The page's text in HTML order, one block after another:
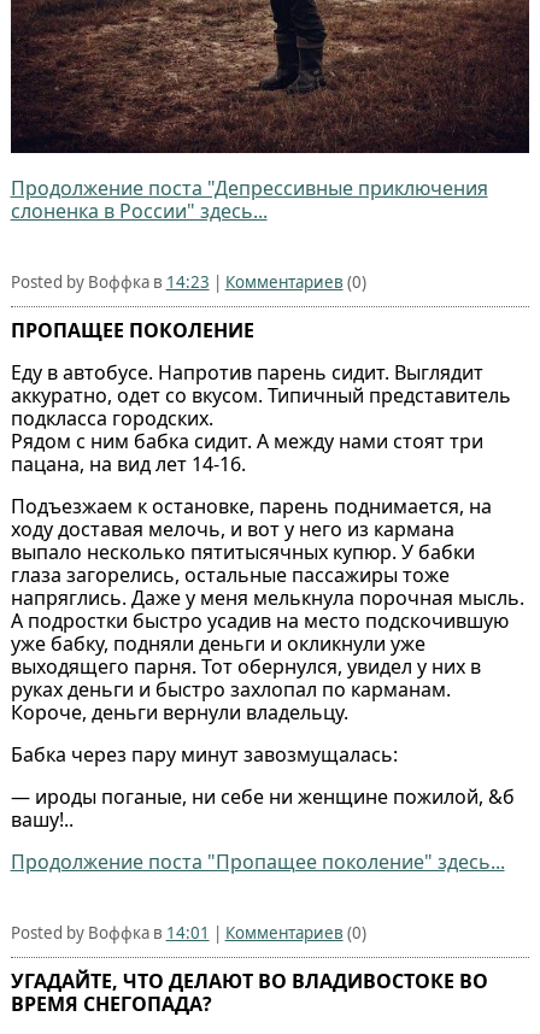
Продолжение поста "Депрессивные приключения
слоненка в России" здесь...
Posted by Воффка в 14:23 | Комментариев (0)
ПРОПАЩЕЕ ПОКОЛЕНИЕ
Еду в автобусе. Напротив парень сидит. Выглядит
аккуратно, одет со вкусом. Типичный представитель
подкласса городских.
Рядом с ним бабка сидит. А между нами стоят три
пацана, на вид лет 14-16.
Подъезжаем к остановке, парень поднимается, на
ходу доставая мелочь, и вот у него из кармана
выпало несколько пятитысячных купюр. У бабки
глаза загорелись, остальные пассажиры тоже
напряглись. Даже у меня мелькнула порочная мысль.
А подростки быстро усадив на место подскочившую
уже бабку, подняли деньги и окликнули уже
выходящего парня. Тот обернулся, увидел у них в
руках деньги и быстро захлопал по карманам.
Короче, деньги вернули владельцу.
Бабка через пару минут завозмущалась:
— ироды поганые, ни себе ни женщине пожилой, &б
вашу!..
Продолжение поста "Пропащее поколение" здесь...
Posted by Воффка в 14:01 | Комментариев (0)
УГАДАЙТЕ, ЧТО ДЕЛАЮТ ВО ВЛАДИВОСТОКЕ ВО
ВРЕМЯ СНЕГОПАДА?